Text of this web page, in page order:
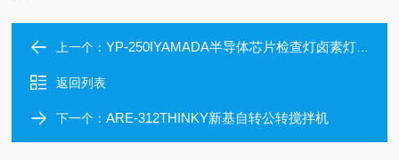
上一个：YP-250IYAMADA半导体芯片检查灯卤素灯光源
返回列表
下一个：ARE-312THINKY新基自转公转搅拌机